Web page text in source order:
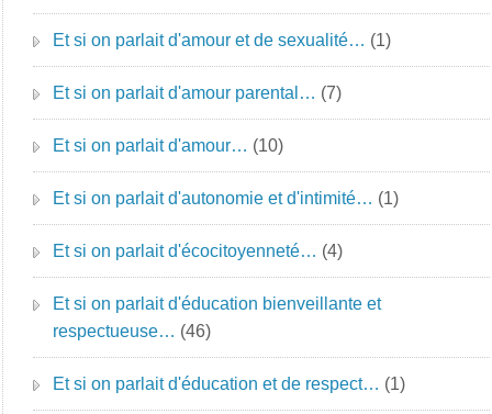
Et si on parlait d'amour et de sexualité… (1)
Et si on parlait d'amour parental… (7)
Et si on parlait d'amour… (10)
Et si on parlait d'autonomie et d'intimité… (1)
Et si on parlait d'écocitoyenneté… (4)
Et si on parlait d'éducation bienveillante et
respectueuse… (46)
Et si on parlait d'éducation et de respect… (1)